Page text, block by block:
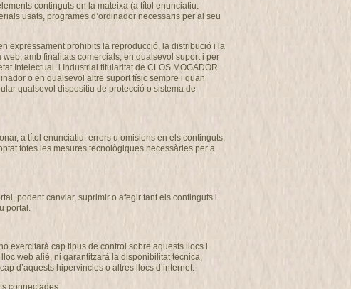
continguts en la mateixa (a títol enunciatiu:
usats, programes d’ordinador necessaris per al seu
expressament prohibits la reproducció, la distribució i la
amb finalitats comercials, en qualsevol suport i per
Intelectual i Industrial titularitat de CLOS MOGADOR
o en qualsevol altre suport físic sempre i quan
qualsevol dispositiu de protecció o sistema de
a títol enunciatiu: errors u omisions en els continguts,
totes les mesures tecnològiques necessàries per a
podent canviar, suprimir o afegir tant els continguts i
portal.
exercitarà cap tipus de control sobre aquests llocs i
web aliè, ni garantitzarà la disponibilitat tècnica,
d’aquests hipervincles o altres llocs d’internet.
connectades.